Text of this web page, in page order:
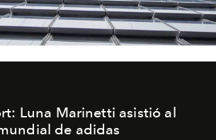
Luna Marinetti asistió al
de adidas